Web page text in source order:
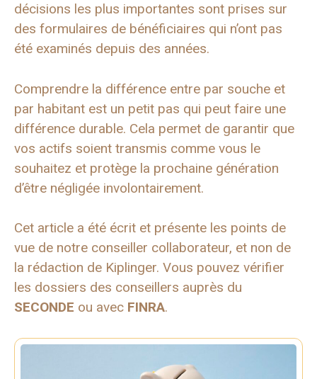
décisions les plus importantes sont prises sur
des formulaires de bénéficiaires qui n’ont pas
été examinés depuis des années.
Comprendre la différence entre par souche et
par habitant est un petit pas qui peut faire une
différence durable. Cela permet de garantir que
vos actifs soient transmis comme vous le
souhaitez et protège la prochaine génération
d’être négligée involontairement.
Cet article a été écrit et présente les points de
vue de notre conseiller collaborateur, et non de
la rédaction de Kiplinger. Vous pouvez vérifier
les dossiers des conseillers auprès du
SECONDE ou avec FINRA.